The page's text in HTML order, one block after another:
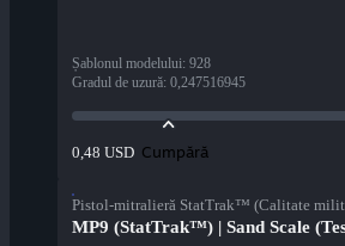
Șablonul modelului: 928
Gradul de uzură: 0,247516945
0,48 USD Cumpără
Pistol-mitralieră StatTrak™ (Calitate
MP9 (StatTrak™) | Sand Scale